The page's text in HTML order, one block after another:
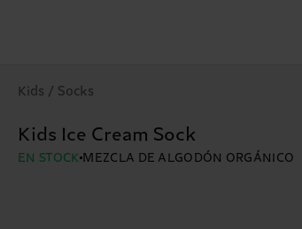
Kids / Socks
Kids Ice Cream Sock
EN STOCK MEZCLA DE ALGODÓN ORGÁNICO